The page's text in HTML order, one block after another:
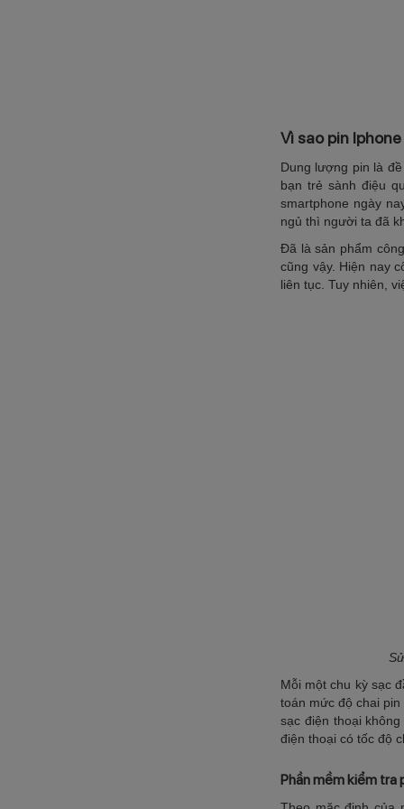
Vì sao pin
Dung lượng pin là
bạn trẻ sành điệu
smartphone ngày
ngủ thì người ta đã
Đã là sản phẩm
cũng vậy. Hiện nay
liên tục. Tuy nhiên,
Mỗi một chu kỳ sạc
toán mức độ chai
sạc điện thoại
điện thoại có tốc độ
Phần mềm kiểm tra